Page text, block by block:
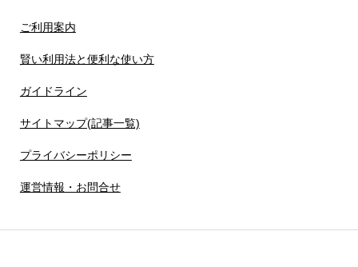
ご利用案内
賢い利用法と便利な使い方
ガイドライン
サイトマップ(記事一覧)
プライバシーポリシー
運営情報・お問合せ